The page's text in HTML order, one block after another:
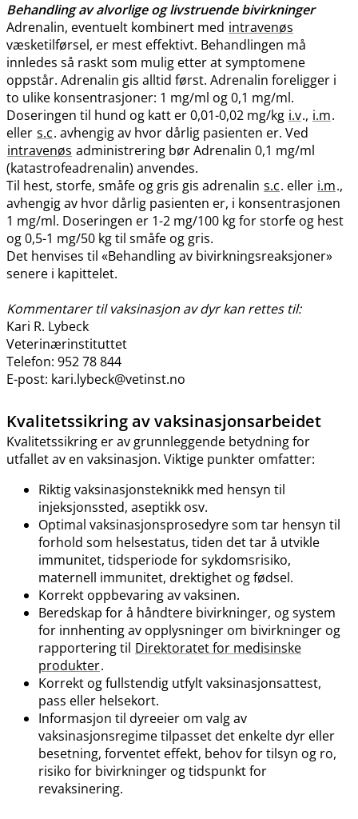
Behandling av alvorlige og livstruende bivirkninger
Adrenalin, eventuelt kombinert med intravenøs
væsketilførsel, er mest effektivt. Behandlingen må
innledes så raskt som mulig etter at symptomene
oppstår. Adrenalin gis alltid først. Adrenalin foreligger i
to ulike konsentrasjoner: 1 mg/ml og 0,1 mg​/​ml.
Doseringen til hund og katt er 0,01-0,02 mg/kg i.v., i.m.
eller s.c. avhengig av hvor dårlig pasienten er. Ved
intravenøs administrering bør Adrenalin 0,1 mg/ml
(katastrofeadrenalin) anvendes.
Til hest, storfe, småfe og gris gis adrenalin s.c. eller i.m.,
avhengig av hvor dårlig pasienten er, i konsentrasjonen
1 mg​/​ml. Doseringen er 1-2 mg/100 kg for storfe og hest
og 0,5-1 mg/50 kg til småfe og gris.
Det henvises til «Behandling av bivirkningsreaksjoner»
senere i kapittelet.
Kommentarer til vaksinasjon av dyr kan rettes til:
Kari R. Lybeck
Veterinærinstituttet
Telefon: 952 78 844
E-post: kari.lybeck@vetinst.no
Kvalitetssikring av vaksinasjonsarbeidet
Kvalitetssikring er av grunnleggende betydning for
utfallet av en vaksinasjon. Viktige punkter omfatter:
Riktig vaksinasjonsteknikk med hensyn til
injeksjonssted, aseptikk osv.
Optimal vaksinasjonsprosedyre som tar hensyn til
forhold som helsestatus, tiden det tar å utvikle
immunitet, tidsperiode for sykdomsrisiko,
maternell immunitet, drektighet og fødsel.
Korrekt oppbevaring av vaksinen.
Beredskap for å håndtere bivirkninger, og system
for innhenting av opplysninger om bivirkninger og
rapportering til Direktoratet for medisinske
produkter.
Korrekt og fullstendig utfylt vaksinasjonsattest,
pass eller helsekort.
Informasjon til dyreeier om valg av
vaksinasjonsregime tilpasset det enkelte dyr eller
besetning, forventet effekt, behov for tilsyn og ro,
risiko for bivirkninger og tidspunkt for
revaksinering.